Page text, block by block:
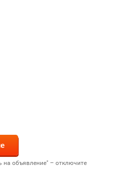
на объявление" – отключите